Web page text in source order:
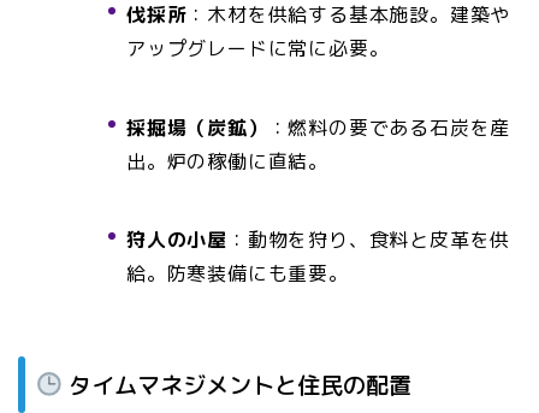
伐採所 ：木材を供給する基本施設。建築や
アップグレードに常に必要。
採掘場（炭鉱）
：燃料の要である石炭を産
出。炉の稼働に直結。
狩人の小屋 ：動物を狩り、食料と皮革を供
給。防寒装備にも重要。
タイムマネジメントと住民の配置